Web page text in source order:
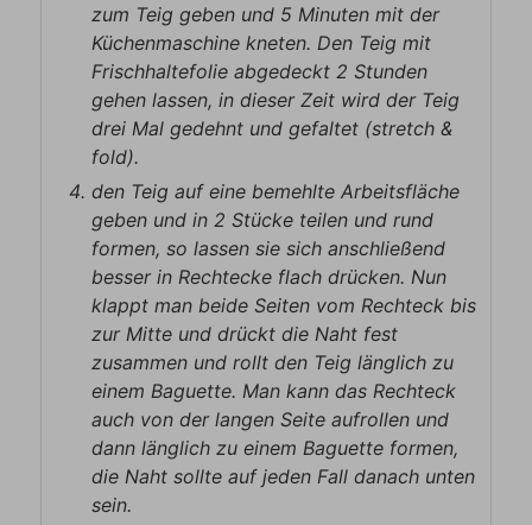
zum Teig geben und 5 Minuten mit der
Küchenmaschine kneten. Den Teig mit
Frischhaltefolie abgedeckt 2 Stunden
gehen lassen, in dieser Zeit wird der Teig
drei Mal gedehnt und gefaltet (stretch &
fold).
den Teig auf eine bemehlte Arbeitsfläche
geben und in 2 Stücke teilen und rund
formen, so lassen sie sich anschließend
besser in Rechtecke flach drücken. Nun
klappt man beide Seiten vom Rechteck bis
zur Mitte und drückt die Naht fest
zusammen und rollt den Teig länglich zu
einem Baguette. Man kann das Rechteck
auch von der langen Seite aufrollen und
dann länglich zu einem Baguette formen,
die Naht sollte auf jeden Fall danach unten
sein.